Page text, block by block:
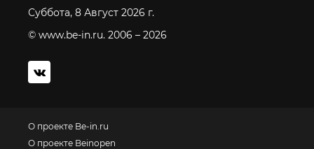
Суббота, 8 Август 2026 г.
© www.be-in.ru. 2006 – 2026
О проекте Be-in.ru
О проекте Beinopen